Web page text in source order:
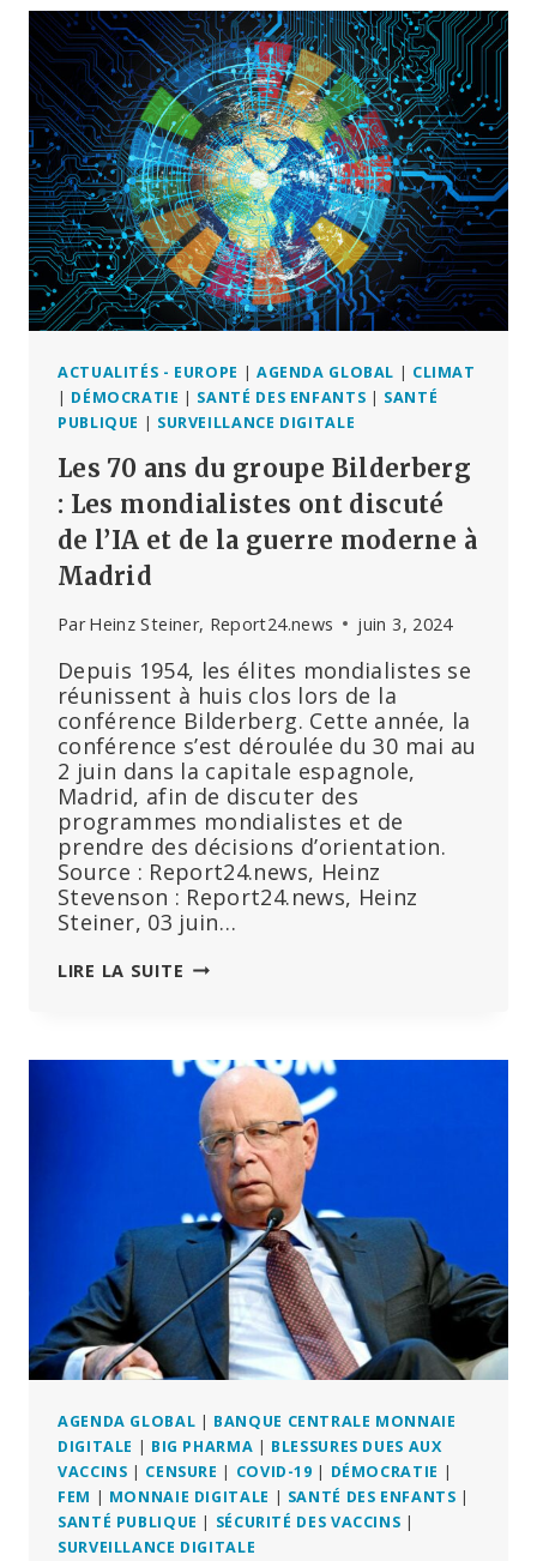
DE
SURVEILLANCE
DE
L’UE
ACTUALITÉS - EUROPE | AGENDA GLOBAL | CLIMAT
| DÉMOCRATIE | SANTÉ DES ENFANTS | SANTÉ
PUBLIQUE | SURVEILLANCE DIGITALE
Les 70 ans du groupe Bilderberg
: Les mondialistes ont discuté
de l’IA et de la guerre moderne à
Madrid
Par Heinz Steiner, Report24.news juin 3, 2024
Depuis 1954, les élites mondialistes se
réunissent à huis clos lors de la
conférence Bilderberg. Cette année, la
conférence s’est déroulée du 30 mai au
2 juin dans la capitale espagnole,
Madrid, afin de discuter des
programmes mondialistes et de
prendre des décisions d’orientation.
Source : Report24.news, Heinz
Stevenson : Report24.news, Heinz
Steiner, 03 juin…
LIRE LA SUITE LES
GROUPE
BILDERBERG
LES
MONDIALISTES
ONT
DISCUTÉ
DE
L’IA
ET
DE
LA
GUERRE
À
MADRID
AGENDA GLOBAL | BANQUE CENTRALE MONNAIE
DIGITALE | BIG PHARMA | BLESSURES DUES AUX
VACCINS | CENSURE | COVID-19 | DÉMOCRATIE |
FEM | MONNAIE DIGITALE | SANTÉ DES ENFANTS |
SANTÉ PUBLIQUE | SÉCURITÉ DES VACCINS |
SURVEILLANCE DIGITALE